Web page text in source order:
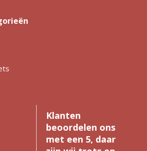
Klanten
beoordelen ons
met een 5, daar